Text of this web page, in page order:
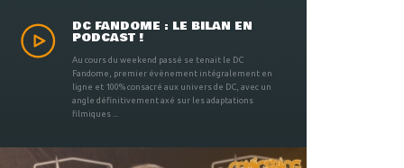
DC FANDOME : LE BILAN EN
PODCAST !
Au cours du weekend passé se tenait le DC
Fandome, premier évènement intégralement en
ligne et 100% consacré aux univers de DC, avec un
angle définitivement axé sur les adaptations
filmiques ...